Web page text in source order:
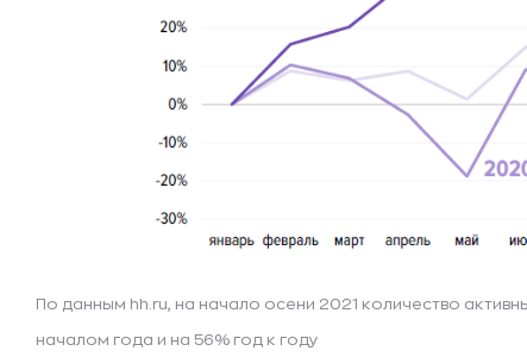
По данным hh.ru, на начало осени 2021 количество
началом года и на 56% год к году